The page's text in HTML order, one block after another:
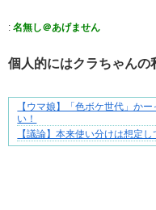
: 名無し＠あげません
個人的にはクラちゃんの
それは純愛か、それともストー
【ウマ娘】「色ボケ世代」か
い！
【議論】本来使い分けは想定し